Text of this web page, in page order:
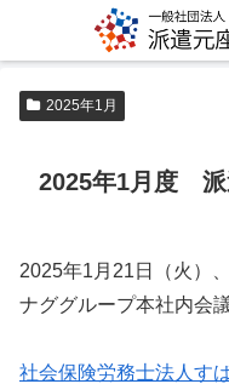
2025年1月
2025年1月度 派
2025年1月21日（火）
ナググループ本社内会
社会保険労務士法人す